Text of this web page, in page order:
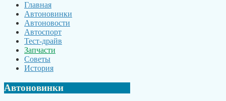
Главная
Автоновинки
Автоновости
Автоспорт
Тест-драйв
Запчасти
Советы
История
Автоновинки